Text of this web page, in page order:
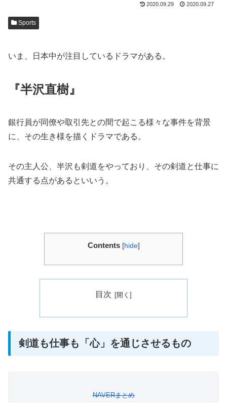
2020.09.29 2020.09.27
Sports
いま、日本中が注目しているドラマがある。
『半沢直樹』
銀行員が同僚や取引先との間で起こる様々な事件を背景
に、その生き様を描くドラマである。
その主人公、半沢も剣道をやっており、その剣道と仕事に
共通する点があるといいう。
Contents [hide]
目次
剣道も仕事も「心」を通じさせるもの
NAVERまとめ